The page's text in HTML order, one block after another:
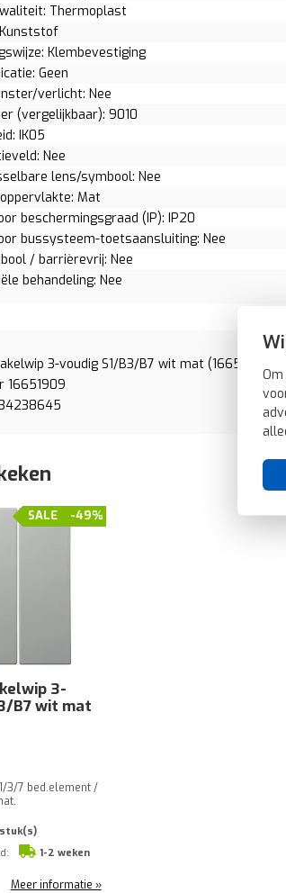
Thermoplast
Klembevestiging
Geen
verlicht: Nee
(vergelijkbaar): 9010
IK05
Nee
lens/symbool: Nee
Mat
beschermingsgraad (IP): IP20
bussysteem-toetsaansluiting: Nee
/ barrièrevrij: Nee
behandeling: Nee
3-voudig S1/B3/B7 wit mat (16651909)
16651909
-49%
SALE
3-
B7 wit mat
3/7 bed.element /
1-2 weken
Meer informatie »